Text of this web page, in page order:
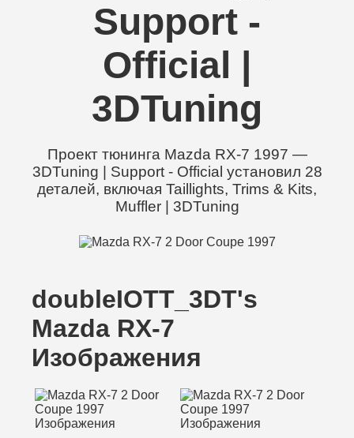
Support -
Official |
3DTuning
Проект тюнинга Mazda RX-7 1997 —
3DTuning | Support - Official установил 28
деталей, включая Taillights, Trims & Kits,
Muffler | 3DTuning
doubleIOTT_3DT's
Mazda RX-7
Изображения